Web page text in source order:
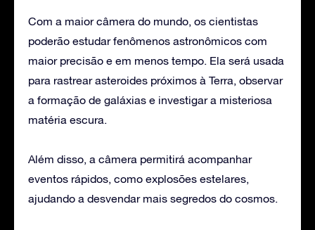
Com a maior câmera do mundo, os cientistas
poderão estudar fenômenos astronômicos com
maior precisão e em menos tempo. Ela será usada
para rastrear asteroides próximos à Terra, observar
a formação de galáxias e investigar a misteriosa
matéria escura.
Além disso, a câmera permitirá acompanhar
eventos rápidos, como explosões estelares,
ajudando a desvendar mais segredos do cosmos.